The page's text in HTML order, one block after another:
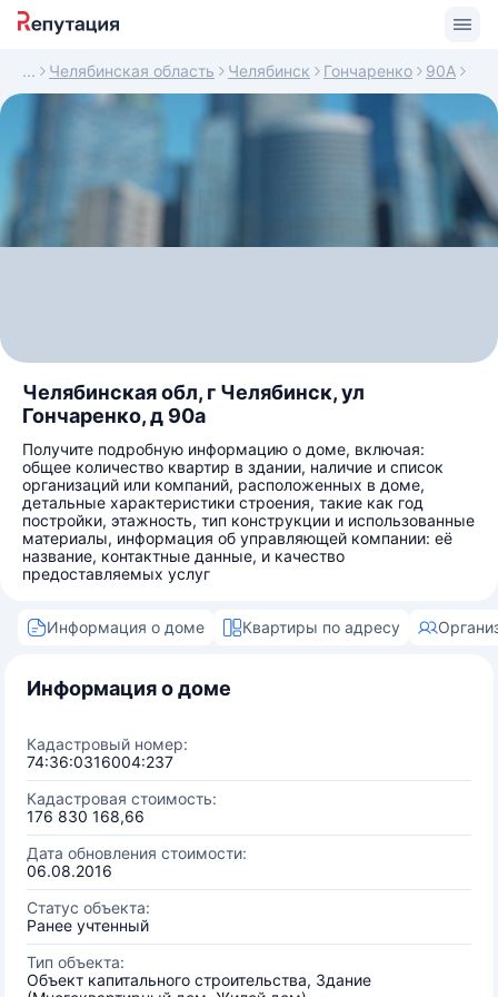
Челябинская область Челябинск Гончаренко 90А
Челябинская обл, г Челябинск, ул
Гончаренко, д 90а
Получите подробную информацию о доме, включая:
общее количество квартир в здании, наличие и список
организаций или компаний, расположенных в доме,
детальные характеристики строения, такие как год
постройки, этажность, тип конструкции и использованные
материалы, информация об управляющей компании: её
название, контактные данные, и качество
предоставляемых услуг
Информация о доме Квартиры по адресу
Информация о доме
Кадастровый номер:
74:36:0316004:237
Кадастровая стоимость:
176 830 168,66
Дата обновления стоимости:
06.08.2016
Статус объекта:
Ранее учтенный
Тип объекта:
Объект капитального строительства, Здание